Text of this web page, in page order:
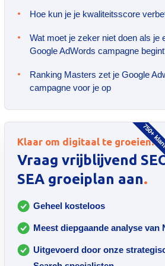
Hoe kun je je kwaliteitsscore
Wat moet je zeker niet doen als je
Google AdWords campagne
Ranking Masters zet je Google
campagne voor je op
750+
Klaar om digitaal te groeien?
Vraag vrijblijvend
SEA groeiplan aan.
Geheel kosteloos
Meest diepgaande analyse van
Uitgevoerd door onze